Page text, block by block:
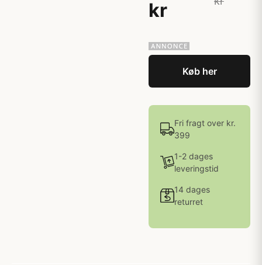
kr
Køb her
Fri fragt over kr.
399
1-2 dages
leveringstid
14 dages
returret